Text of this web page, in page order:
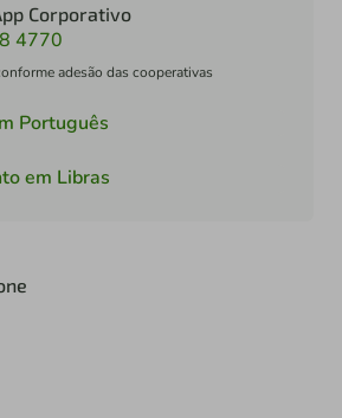
Corporativo
4770
adesão das cooperativas
Português
em Libras